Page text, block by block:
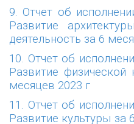
9. Отчет об
Развитие
деятельность за 6
10. Отчет об
Развитие
месяцев 2023 г
11. Отчет об
Развитие культуры за